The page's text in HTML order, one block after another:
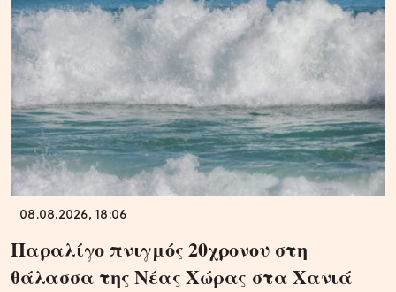
08.08.2026, 18:06
Παραλίγο πνιγμός 20χρονου στη
θάλασσα της Νέας Χώρας στα Χανιά